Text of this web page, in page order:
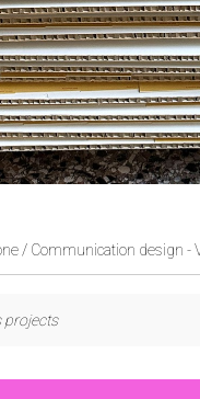
/ Communication design -
projects